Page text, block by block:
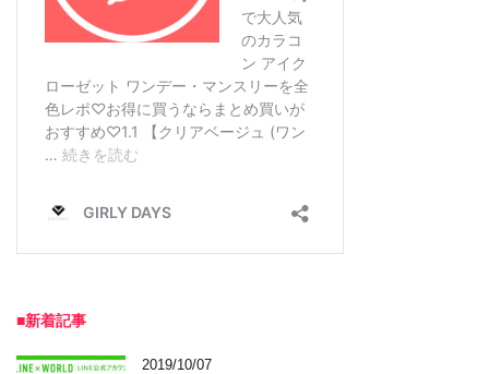
■新着記事
2019/10/07